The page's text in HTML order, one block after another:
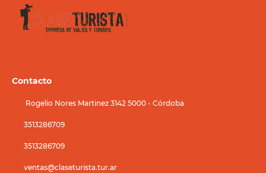
Contacto
Rogelio Nores Martinez 3142 5000 - Córdoba
3513286709
3513286709
ventas@claseturista.tur.ar